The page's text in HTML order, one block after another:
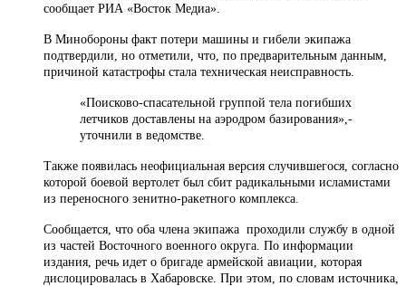
сообщает РИА «Восток Медиа».
В Минобороны факт потери машины и гибели экипажа
подтвердили, но отметили, что, по предварительным данным,
причиной катастрофы стала техническая неисправность.
«Поисково-спасательной группой тела погибших
летчиков доставлены на аэродром базирования»,-
уточнили в ведомстве.
Также появилась неофициальная версия случившегося, согласно
которой боевой вертолет был сбит радикальными исламистами
из переносного зенитно-ракетного комплекса.
Сообщается, что оба члена экипажа проходили службу в одной
из частей Восточного военного округа. По информации
издания, речь идет о бригаде армейской авиации, которая
дислоцировалась в Хабаровске. При этом, по словам источника,